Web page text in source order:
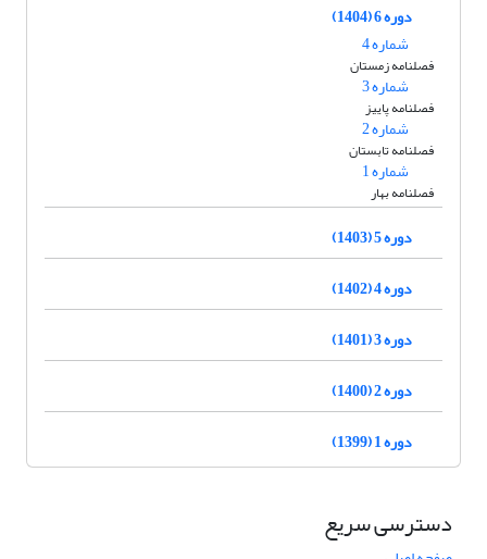
دوره 6 (1404)
شماره 4
فصلنامه زمستان
شماره 3
فصلنامه پاییز
شماره 2
فصلنامه تابستان
شماره 1
فصلنامه بهار
دوره 5 (1403)
دوره 4 (1402)
دوره 3 (1401)
دوره 2 (1400)
دوره 1 (1399)
دسترسی سریع